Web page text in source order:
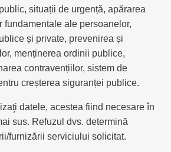
situații de urgență, apărarea
fundamentale ale persoanelor,
și private, prevenirea și
menținerea ordinii publice,
contravențiilor, sistem de
creșterea siguranței publice.
datele, acestea fiind necesare în
sus. Refuzul dvs. determină
furnizării serviciului solicitat.